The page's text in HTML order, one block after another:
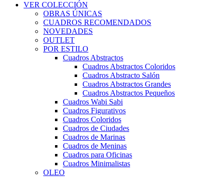
VER COLECCIÓN
OBRAS ÚNICAS
CUADROS RECOMENDADOS
NOVEDADES
OUTLET
POR ESTILO
Cuadros Abstractos
Cuadros Abstractos Coloridos
Cuadros Abstracto Salón
Cuadros Abstractos Grandes
Cuadros Abstractos Pequeños
Cuadros Wabi Sabi
Cuadros Figurativos
Cuadros Coloridos
Cuadros de Ciudades
Cuadros de Marinas
Cuadros de Meninas
Cuadros para Oficinas
Cuadros Minimalistas
OLEO